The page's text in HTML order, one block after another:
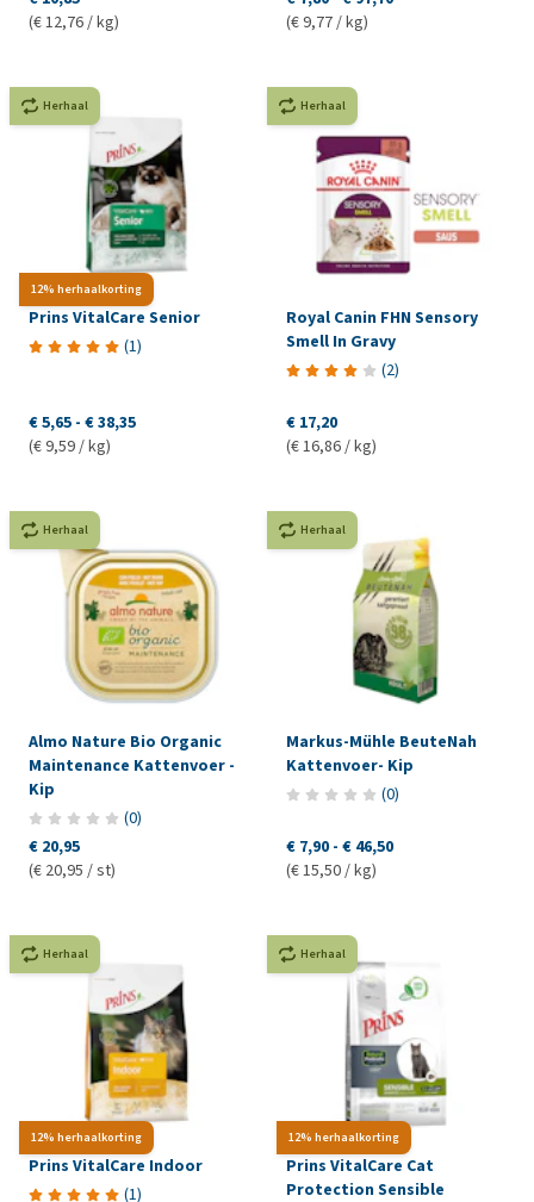
(€ 12,76 / kg)
(€ 9,77 / kg)
12% herhaalkorting
Herhaal
Prins VitalCare Senior
(1)
€ 5,65 - € 38,35
(€ 9,59 / kg)
Herhaal
Royal Canin FHN Sensory
Smell In Gravy
(2)
€ 17,20
(€ 16,86 / kg)
Herhaal
Almo Nature Bio Organic
Maintenance Kattenvoer -
Kip
(0)
€ 20,95
(€ 20,95 / st)
Herhaal
Markus-Mühle BeuteNah
Kattenvoer- Kip
(0)
€ 7,90 - € 46,50
(€ 15,50 / kg)
12% herhaalkorting
Herhaal
Prins VitalCare Indoor
(1)
12% herhaalkorting
Herhaal
Prins VitalCare Cat
Protection Sensible